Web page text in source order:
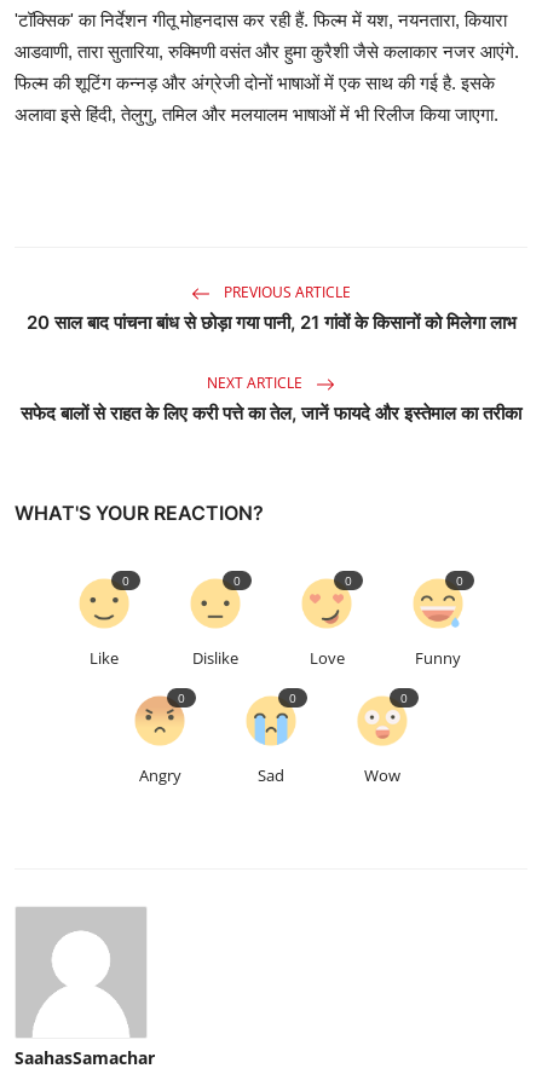
'टॉक्सिक' का निर्देशन गीतू मोहनदास कर रही हैं. फिल्म में यश, नयनतारा, कियारा
आडवाणी, तारा सुतारिया, रुक्मिणी वसंत और हुमा कुरैशी जैसे कलाकार नजर आएंगे.
फिल्म की शूटिंग कन्नड़ और अंग्रेजी दोनों भाषाओं में एक साथ की गई है. इसके
अलावा इसे हिंदी, तेलुगु, तमिल और मलयालम भाषाओं में भी रिलीज किया जाएगा.
PREVIOUS ARTICLE
20 साल बाद पांचना बांध से छोड़ा गया पानी, 21 गांवों के किसानों को मिलेगा लाभ
NEXT ARTICLE
सफेद बालों से राहत के लिए करी पत्ते का तेल, जानें फायदे और इस्तेमाल का तरीका
WHAT'S YOUR REACTION?
Like
0
Dislike
0
Love
0
Funny
0
Angry
0
Sad
0
Wow
0
SaahasSamachar